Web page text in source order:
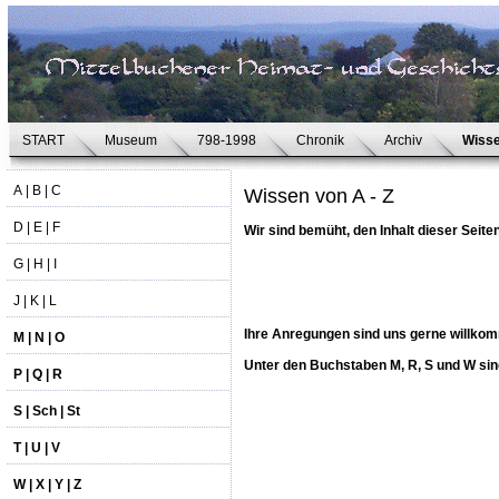
START Museum 798-1998 Chronik Archiv
A | B | C
D | E | F
G | H | I
J | K | L
M | N | O
P | Q | R
S | Sch | St
T | U | V
W | X | Y | Z
Wissen von A - Z
Wir sind bemüht, den Inhalt dieser
Ihre Anregungen sind uns gerne
Unter den Buchstaben M, R, S und W